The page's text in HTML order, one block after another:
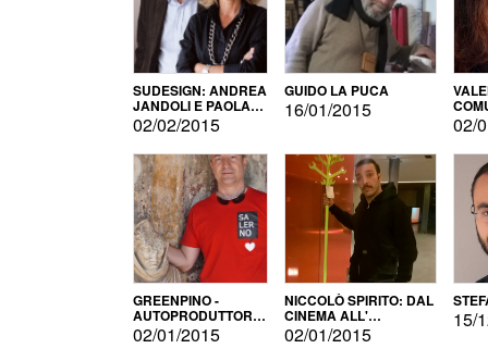
SUDESIGN: ANDREA
JANDOLI E PAOLA
PISAPIA
02/02/2015
GUIDO LA PUCA
16/01/2015
02/
GREENPINO -
AUTOPRODUTTORE
PER AMORE
02/01/2015
NICCOLÒ SPIRITO: DAL
CINEMA ALL'
AUTOPRODUZIONE
02/01/2015
15/